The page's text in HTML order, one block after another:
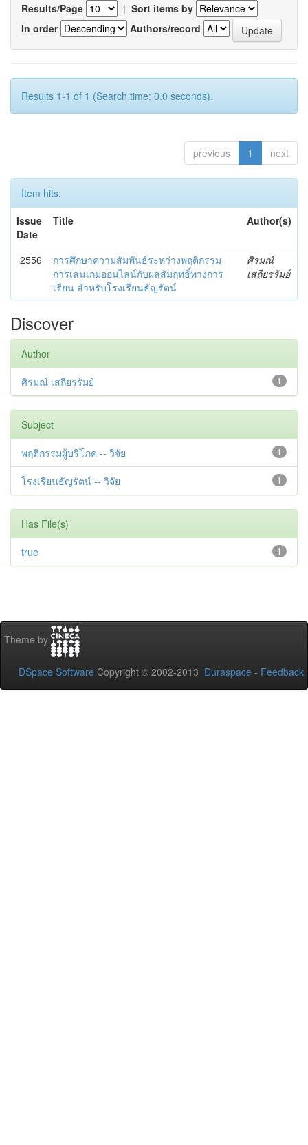
Results/Page | Sort items by
In order
Authors/record
Results 1-1 of 1 (Search time: 0.0 seconds).
previous 1 next
Item hits:
Issue
Date
Title Author(s)
2556
การศึกษาความสัมพันธ์ระหว่างพฤติกรรม
การเล่นเกมออนไลน์กับผลสัมฤทธิ์ทางการ
เรียน สำหรับโรงเรียนธัญรัตน์
ศิรมณ์
เสถียรรัมย์
Discover
Author
1
ศิรมณ์ เสถียรรัมย์
Subject
1
พฤติกรรมผู้บริโภค -- วิจัย
1
โรงเรียนธัญรัตน์ -- วิจัย
Has File(s)
1
true
Theme by
DSpace Software Copyright © 2002-2013 Duraspace - Feedback